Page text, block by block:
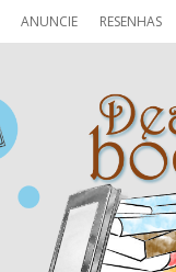
ANUNCIE RESENHAS